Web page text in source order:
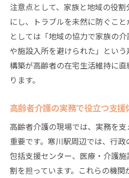
注意点として、家族と地域の役
にし、トラブルを未然に防ぐこ
としては「地域の協力で家族の
や施設入所を避けられた」とい
構築が高齢者の在宅生活維持に
ります。
高齢者介護の実務で役立つ支援
高齢者介護の現場では、実務を
重要です。寒川駅周辺では、行
包括支援センター、医療・介護
割を担っています。これらの機関